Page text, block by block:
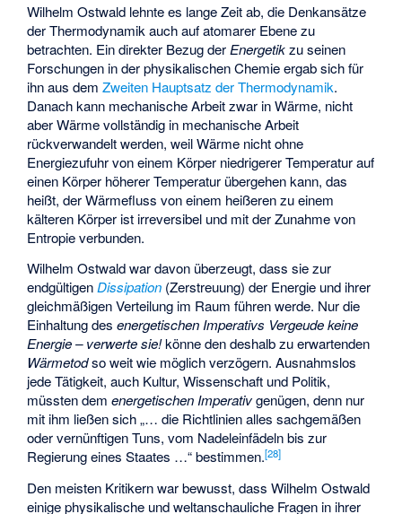
Wilhelm Ostwald lehnte es lange Zeit ab, die Denkansätze
der Thermodynamik auch auf atomarer Ebene zu
betrachten. Ein direkter Bezug der Energetikzu seinen
Forschungen in der physikalischen Chemie ergab sich für
ihn aus demZweiten Hauptsatz der Thermodynamik.
Danach kann mechanische Arbeit zwar in Wärme, nicht
aber Wärme vollständig in mechanische Arbeit
rückverwandelt werden, weil Wärme nicht ohne
Energiezufuhr von einem Körper niedrigerer Temperatur auf
einen Körper höherer Temperatur übergehen kann, das
heißt, der Wärmefluss von einem heißeren zu einem
kälteren Körper ist irreversibel und mit der Zunahme von
Entropie verbunden.
Wilhelm Ostwald war davon überzeugt, dass sie zur
endgültigenDissipation (Zerstreuung) der Energie und ihrer
gleichmäßigen Verteilung im Raum führen werde. Nur die
Einhaltung desenergetischen Imperativs Vergeude keine
Energie – verwerte sie!könne den deshalb zu erwartenden
Wärmetodso weit wie möglich verzögern. Ausnahmslos
jede Tätigkeit, auch Kultur, Wissenschaft und Politik,
müssten demenergetischen Imperativgenügen, denn nur
mit ihm ließen sich „… die Richtlinien alles sachgemäßen
oder vernünftigen Tuns, vom Nadeleinfädeln bis zur
Regierung eines Staates …“ bestimmen.[28]
Den meisten Kritikern war bewusst, dass Wilhelm Ostwald
einige physikalische und weltanschauliche Fragen in ihrer